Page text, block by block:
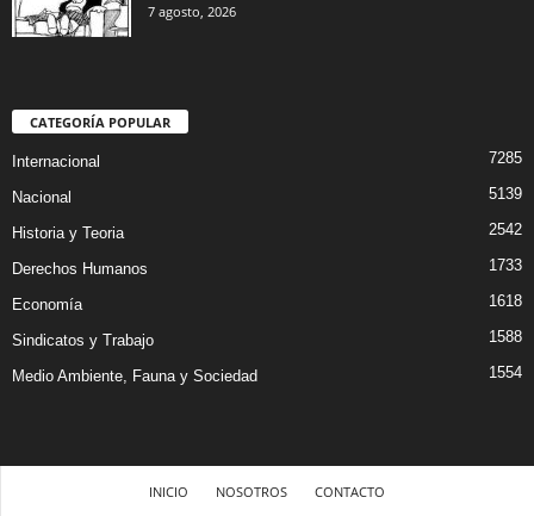
7 agosto, 2026
CATEGORÍA POPULAR
Internacional 7285
Nacional 5139
Historia y Teoria 2542
Derechos Humanos 1733
Economía 1618
Sindicatos y Trabajo 1588
Medio Ambiente, Fauna y Sociedad 1554
INICIO NOSOTROS CONTACTO